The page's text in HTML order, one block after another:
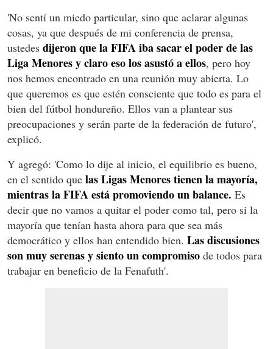
'No sentí un miedo particular, sino que aclarar algunas
cosas, ya que después de mi conferencia de prensa,
ustedes dijeron que la FIFA iba sacar el poder de las
Liga Menores y claro eso los asustó a ellos, pero hoy
nos hemos encontrado en una reunión muy abierta. Lo
que queremos es que estén consciente que todo es para el
bien del fútbol hondureño. Ellos van a plantear sus
preocupaciones y serán parte de la federación de futuro',
explicó.
Y agregó: 'Como lo dije al inicio, el equilibrio es bueno,
en el sentido que las Ligas Menores tienen la mayoría,
mientras la FIFA está promoviendo un balance. Es
decir que no vamos a quitar el poder como tal, pero si la
mayoría que tenían hasta ahora para que sea más
democrático y ellos han entendido bien. Las discusiones
son muy serenas y siento un compromiso de todos para
trabajar en beneficio de la Fenafuth'.